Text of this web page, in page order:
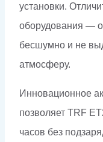
установки.
оборудования —
бесшумно и не
атмосферу.
Инновационное
позволяет TRF
часов без